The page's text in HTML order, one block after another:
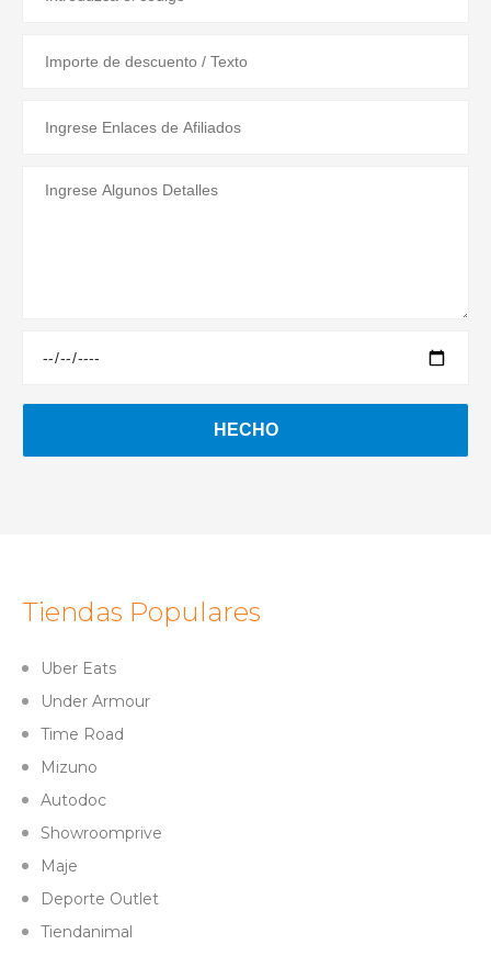
Tiendas Populares
Uber Eats
Under Armour
Time Road
Mizuno
Autodoc
Showroomprive
Maje
Deporte Outlet
Tiendanimal